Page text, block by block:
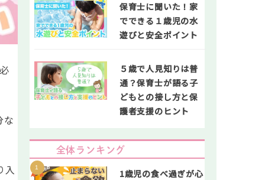
な
入
保育士に聞いた！家
でできる１歳児の水
遊びと安全ポイント
５歳で人見知りは普
通？保育士が語る子
どもとの接し方と保
護者支援のヒント
全体ランキング
1歳児の食べ過ぎが心